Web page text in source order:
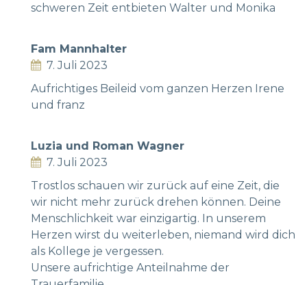
schweren Zeit entbieten Walter und Monika
Fam Mannhalter
7. Juli 2023
Aufrichtiges Beileid vom ganzen Herzen Irene
und franz
Luzia und Roman Wagner
7. Juli 2023
Trostlos schauen wir zurück auf eine Zeit, die
wir nicht mehr zurück drehen können. Deine
Menschlichkeit war einzigartig. In unserem
Herzen wirst du weiterleben, niemand wird dich
als Kollege je vergessen.
Unsere aufrichtige Anteilnahme der